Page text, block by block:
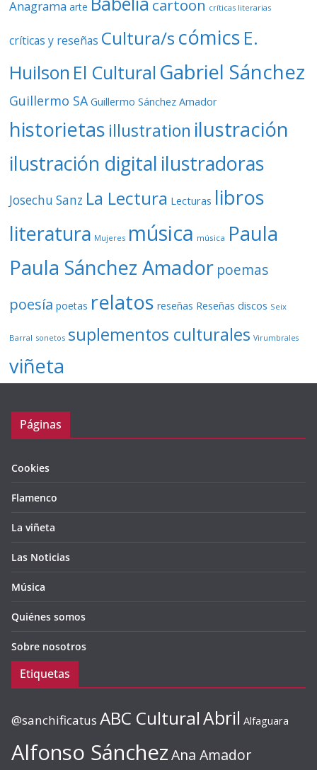
Anagrama arte cartoon críticas literarias
críticas y reseñas Cultura/s cómics E.
Huilson El Cultural Gabriel Sánchez
Guillermo SA Guillermo Sánchez Amador
historietas illustration ilustración
ilustración digital ilustradoras
Josechu Sanz La Lectura Lecturas libros
literatura Mujeres música música Paula
Paula Sánchez Amador poemas
poesía poetas relatos reseñas Reseñas discos Seix
Barral sonetos suplementos culturales Virumbrales
viñeta
Páginas
Cookies
Flamenco
La viñeta
Las Noticias
Música
Quiénes somos
Sobre nosotros
Etiquetas
@sanchificatus ABC CulturalAbril Alfaguara
Alfonso SánchezAna Amador